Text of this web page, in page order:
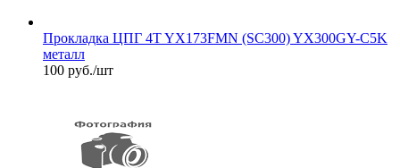
Прокладка ЦПГ 4T YX173FMN (SC300) YX300GY-C5K
металл
100 руб./шт